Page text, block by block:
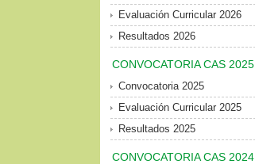
Evaluación Curricular 2026
Resultados 2026
CONVOCATORIA CAS 2025
Convocatoria 2025
Evaluación Curricular 2025
Resultados 2025
CONVOCATORIA CAS 2024